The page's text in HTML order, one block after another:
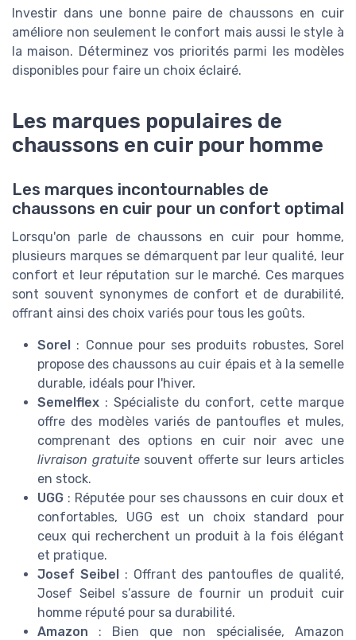
Investir dans une bonne paire de chaussons en cuir
améliore non seulement le confort mais aussi le style à
la maison. Déterminez vos priorités parmi les modèles
disponibles pour faire un choix éclairé.
Les marques populaires de
chaussons en cuir pour homme
Les marques incontournables de
chaussons en cuir pour un confort optimal
Lorsqu'on parle de chaussons en cuir pour homme,
plusieurs marques se démarquent par leur qualité, leur
confort et leur réputation sur le marché. Ces marques
sont souvent synonymes de confort et de durabilité,
offrant ainsi des choix variés pour tous les goûts.
Sorel : Connue pour ses produits robustes, Sorel
propose des chaussons au cuir épais et à la semelle
durable, idéals pour l'hiver.
Semelflex : Spécialiste du confort, cette marque
offre des modèles variés de pantoufles et mules,
comprenant des options en cuir noir avec une
livraison gratuitesouvent offerte sur leurs articles
en stock.
UGG : Réputée pour ses chaussons en cuir doux et
confortables, UGG est un choix standard pour
ceux qui recherchent un produit à la fois élégant
et pratique.
Josef Seibel: Offrant des pantoufles de qualité,
Josef Seibel s’assure de fournir un produit cuir
homme réputé pour sa durabilité.
Amazon : Bien que non spécialisée, Amazon